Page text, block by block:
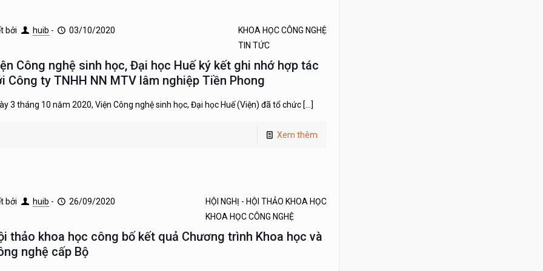
bởi huib - 03/10/2020
KHOA HỌC CÔNG NGHỆ
TIN TỨC
Công nghệ sinh học, Đại học Huế ký kết ghi nhớ hợp tác
Công ty TNHH NN MTV lâm nghiệp Tiền Phong
3 tháng 10 năm 2020, Viện Công nghệ sinh học, Đại học Huế (Viện) đã tổ chức […]
Xem thêm
bởi huib - 26/09/2020
HỘI NGHỊ - HỘI THẢO KHOA HỌC
KHOA HỌC CÔNG NGHỆ
thảo khoa học công bố kết quả Chương trình Khoa học và
nghệ cấp Bộ